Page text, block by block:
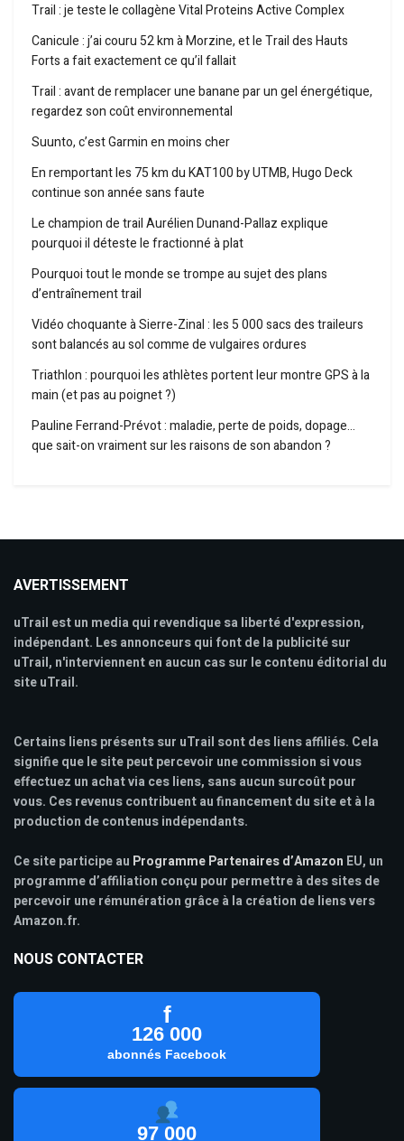
Trail : je teste le collagène Vital Proteins Active Complex
Canicule : j’ai couru 52 km à Morzine, et le Trail des Hauts
Forts a fait exactement ce qu’il fallait
Trail : avant de remplacer une banane par un gel énergétique,
regardez son coût environnemental
Suunto, c’est Garmin en moins cher
En remportant les 75 km du KAT100 by UTMB, Hugo Deck
continue son année sans faute
Le champion de trail Aurélien Dunand-Pallaz explique
pourquoi il déteste le fractionné à plat
Pourquoi tout le monde se trompe au sujet des plans
d’entraînement trail
Vidéo choquante à Sierre-Zinal : les 5 000 sacs des traileurs
sont balancés au sol comme de vulgaires ordures
Triathlon : pourquoi les athlètes portent leur montre GPS à la
main (et pas au poignet ?)
Pauline Ferrand-Prévot : maladie, perte de poids, dopage…
que sait-on vraiment sur les raisons de son abandon ?
AVERTISSEMENT
uTrail est un media qui revendique sa liberté d'expression,
indépendant. Les annonceurs qui font de la publicité sur
uTrail, n'interviennent en aucun cas sur le contenu éditorial du
site uTrail.
Certains liens présents sur uTrail sont des liens affiliés. Cela
signifie que le site peut percevoir une commission si vous
effectuez un achat via ces liens, sans aucun surcoût pour
vous. Ces revenus contribuent au financement du site et à la
production de contenus indépendants.
Ce site participe au Programme Partenaires d’Amazon EU, un
programme d’affiliation conçu pour permettre à des sites de
percevoir une rémunération grâce à la création de liens vers
Amazon.fr.
NOUS CONTACTER
f
126 000
abonnés Facebook
97 000